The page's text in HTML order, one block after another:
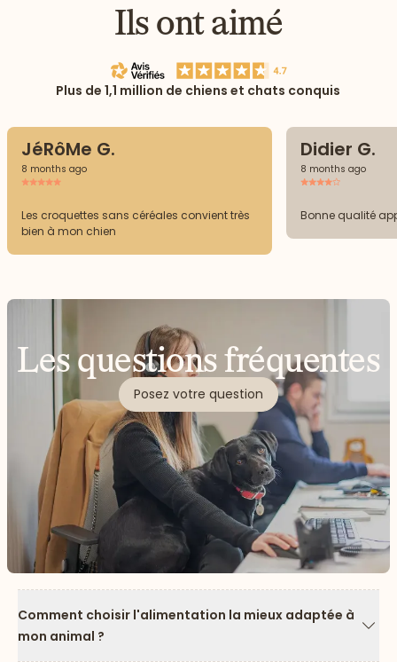
Ils ont aimé
Plus de 1,1 million de chiens et chats conquis
JéRôMe G.
8 months ago
Les croquettes sans céréales convient très
bien à mon chien
Didier G.
8 months ago
Bonne qualité
Les questions fréquentes
Posez votre question
Comment choisir l'alimentation la mieux adaptée à
mon animal ?